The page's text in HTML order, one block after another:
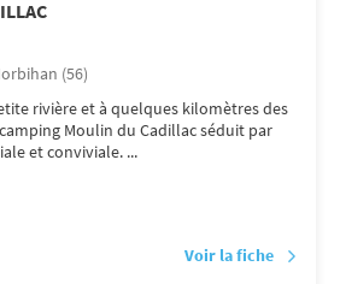
(56)
rivière et à quelques kilomètres des
Moulin du Cadillac séduit par
et conviviale. ...
Voir la fiche